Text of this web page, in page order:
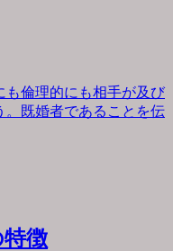
も倫理的にも相手が及び
。既婚者であることを伝
徴